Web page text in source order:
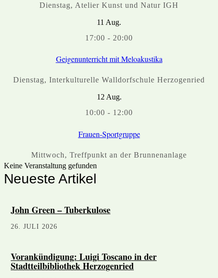
Dienstag, Atelier Kunst und Natur IGH
11 Aug.
17:00 - 20:00
Geigenunterricht mit Meloakustika
Dienstag, Interkulturelle Walldorfschule Herzogenried
12Aug.
10:00 - 12:00
Frauen-Sportgruppe
Mittwoch, Treffpunkt an der Brunnenanlage
Keine Veranstaltung gefunden
Neueste Artikel
John Green – Tuberkulose
26. JULI 2026
Vorankündigung: Luigi Toscano in der
Stadtteilbibliothek Herzogenried